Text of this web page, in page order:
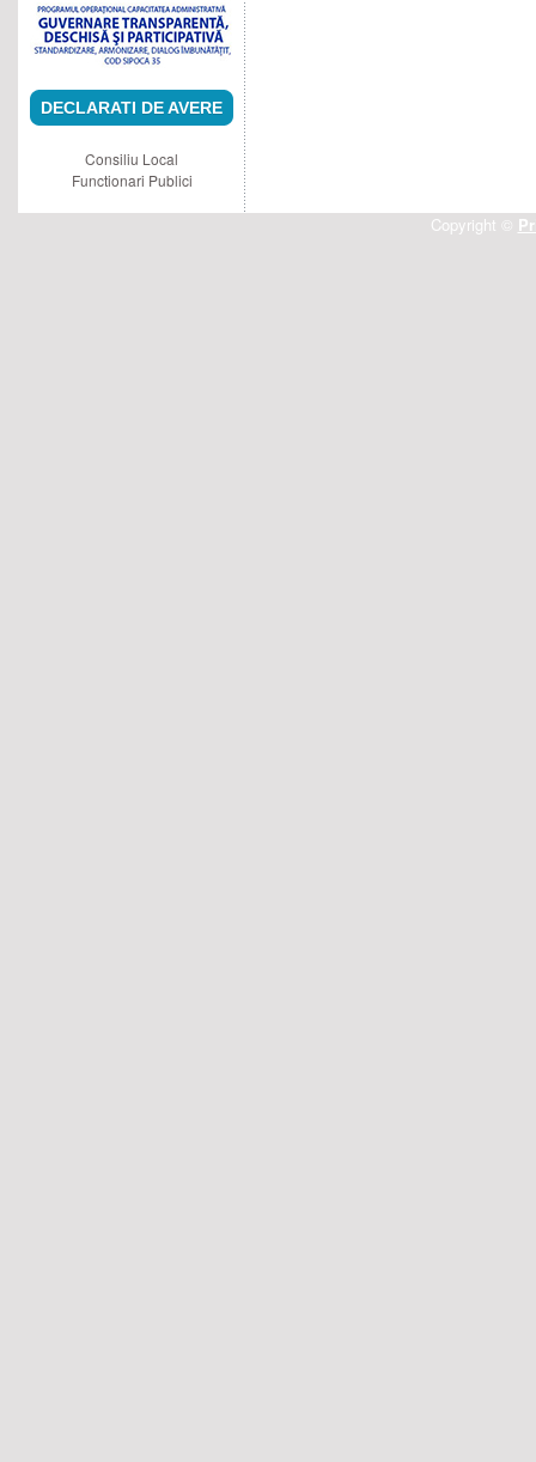
DECLARATI DE AVERE
Consiliu Local
Functionari Publici
Copyright ©